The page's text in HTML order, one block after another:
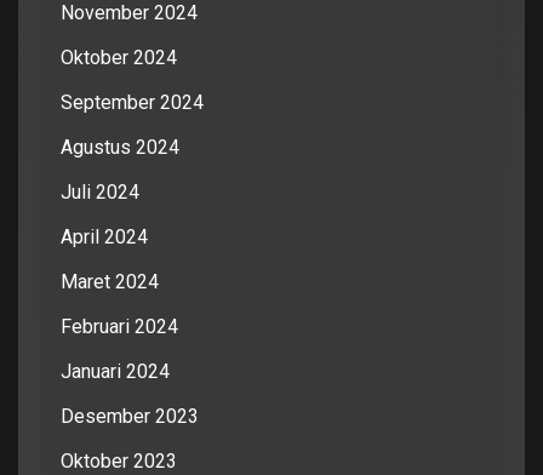
November 2024
Oktober 2024
September 2024
Agustus 2024
Juli 2024
April 2024
Maret 2024
Februari 2024
Januari 2024
Desember 2023
Oktober 2023